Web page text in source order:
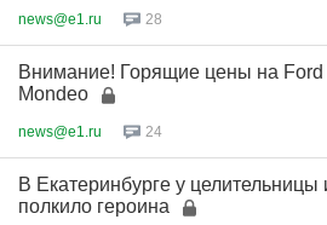
news@e1.ru 28
Внимание! Горящие цены на Ford
Mondeo
news@e1.ru 24
В Екатеринбурге у целительницы
полкило героина